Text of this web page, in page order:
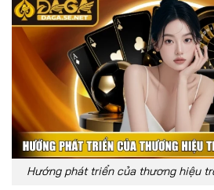
Hướng phát triển của thương hiệu